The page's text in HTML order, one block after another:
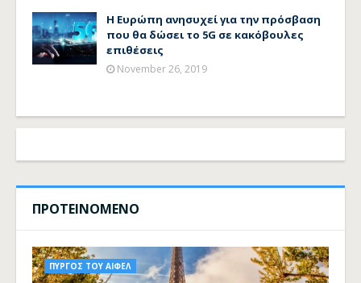
Η Ευρώπη ανησυχεί για την πρόσβαση
που θα δώσει το 5G σε κακόβουλες
επιθέσεις
November 26, 2019
ΠΡΟΤΕΙΝΟΜΕΝΟ
ΠΥΡΓΟΣ ΤΟΥ ΑΙΦΕΛ